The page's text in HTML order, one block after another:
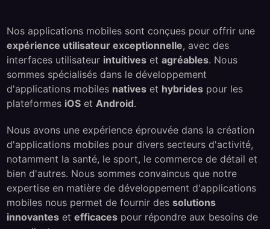
Nos applications mobiles sont conçues pour offrir une
expérience utilisateur exceptionnelle, avec des
interfaces utilisateur intuitives etagréables. Nous
sommes spécialisés dans le développement
d'applications mobiles natives et hybrides pour les
plateformes iOS et Android.
Nous avons une expérience éprouvée dans la création
d'applications mobiles pour divers secteurs d'activité,
notamment la santé, le sport, le commerce de détail et
bien d'autres. Nous sommes convaincus que notre
expertise en matière de développement d'applications
mobiles nous permet de fournir dessolutions
innovantes etefficaces pour répondre aux besoins de